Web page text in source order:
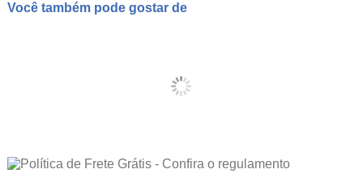
Você também pode gostar de